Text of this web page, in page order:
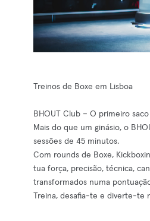
Treinos de Boxe em Lisboa
BHOUT Club – O primeiro
Mais do que um ginásio, o
sessões de 45 minutos.
Com rounds de Boxe,
tua força, precisão, técnica,
transformados numa
Treina, desafia-te e diverte-